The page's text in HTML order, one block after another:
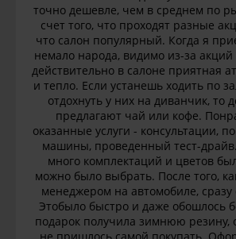
точно дешевле, чем в среднем по
счет того, что проходят разные
что салон популярный. Когда я
немало народа, видимо из-за
действительно в салоне приятная
и тепло. Если устанешь ходить по
отдохнуть у них на диванчик, то
предлагают чай или кофе.
оказанные услуги - консультации,
машины, проведенный тест-
много комплектаций и цветов
можно было выбрать. После того,
менеджером на автомобиле,
Этобыло быстро и даже обошлось
подарок получила зимнюю резину,